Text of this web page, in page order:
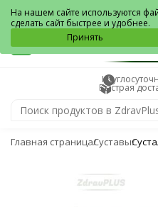
Новодвинск
Быстрая
Главная страницаСуставы
На нашем сайте используются
сделать сайт быстрее и удобнее.
Принять